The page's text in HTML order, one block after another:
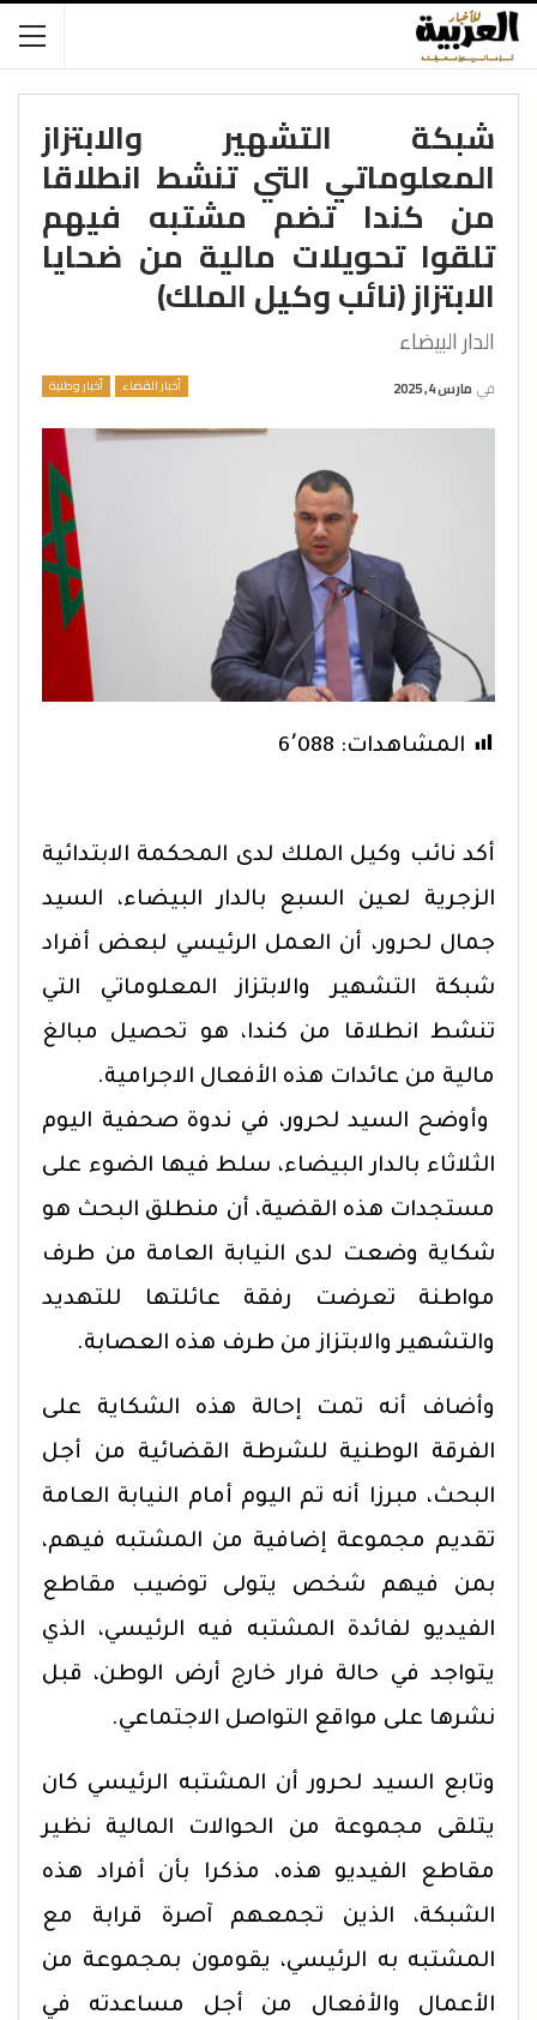
شبكة التشهير والابتزاز
المعلوماتي التي تنشط انطلاقا
من كندا تضم مشتبه فيهم
تلقوا تحويلات مالية من ضحايا
الابتزاز (نائب وكيل الملك)
الدار البيضاء
أخبار القضاء أخبار وطنية في مارس 4, 2025
المشاهدات: 6٬088
أكد نائب وكيل الملك لدى المحكمة الابتدائية
الزجرية لعين السبع بالدار البيضاء، السيد
جمال لحرور، أن العمل الرئيسي لبعض أفراد
شبكة التشهير والابتزاز المعلوماتي التي
تنشط انطلاقا من كندا، هو تحصيل مبالغ
مالية من عائدات هذه الأفعال الاجرامية.
وأوضح السيد لحرور، في ندوة صحفية اليوم
الثلاثاء بالدار البيضاء، سلط فيها الضوء على
مستجدات هذه القضية، أن منطلق البحث هو
شكاية وضعت لدى النيابة العامة من طرف
مواطنة تعرضت رفقة عائلتها للتهديد
والتشهير والابتزاز من طرف هذه العصابة.
وأضاف أنه تمت إحالة هذه الشكاية على
الفرقة الوطنية للشرطة القضائية من أجل
البحث، مبرزا أنه تم اليوم أمام النيابة العامة
تقديم مجموعة إضافية من المشتبه فيهم،
بمن فيهم شخص يتولى توضيب مقاطع
الفيديو لفائدة المشتبه فيه الرئيسي، الذي
يتواجد في حالة فرار خارج أرض الوطن، قبل
نشرها على مواقع التواصل الاجتماعي.
وتابع السيد لحرور أن المشتبه الرئيسي كان
يتلقى مجموعة من الحوالات المالية نظير
مقاطع الفيديو هذه، مذكرا بأن أفراد هذه
الشبكة، الذين تجمعهم آصرة قرابة مع
المشتبه به الرئيسي، يقومون بمجموعة من
الأعمال والأفعال من أجل مساعدته في